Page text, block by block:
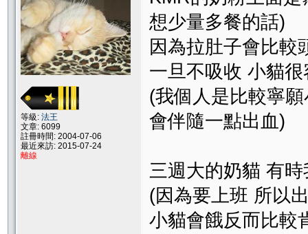
等級: 法王
文章: 6099
註冊時間: 2004-07-06
最近來訪: 2015-07-24
離線
想少量多餐的話)
因為拉肚子會比較
一旦不吸收 小貓
(我個人是比較寧
會伴隨一點出血)
三週大的奶貓 有
(因為要上班 所以
小貓會餓反而比較